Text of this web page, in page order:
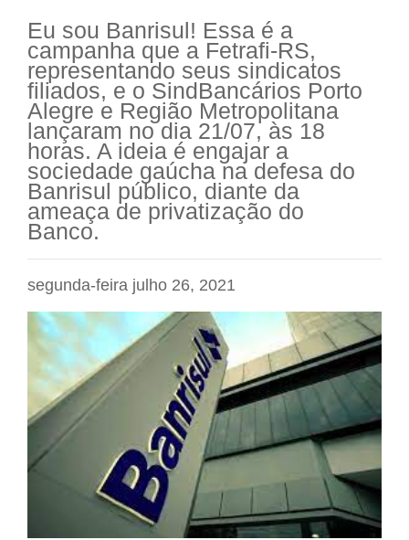
Eu sou Banrisul! Essa é a
campanha que a Fetrafi-RS,
representando seus sindicatos
filiados, e o SindBancários Porto
Alegre e Região Metropolitana
lançaram no dia 21/07, às 18
horas. A ideia é engajar a
sociedade gaúcha na defesa do
Banrisul público, diante da
ameaça de privatização do
Banco.
segunda-feira julho 26, 2021